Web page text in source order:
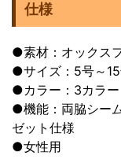
仕様
●素材：オックス
●サイズ：5号～
●カラー：3カラー
●機能：両脇シー
ゼット仕様
●女性用